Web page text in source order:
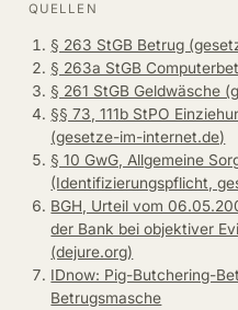
QUELLEN
§ 263 StGB Betrug
§ 263a StGB
§ 261 StGB Geldwäsche
§§ 73, 111b StPO
(gesetze-im-internet.de)
§ 10 GwG, Allgemeine
(Identifizierungspflicht,
BGH, Urteil vom
der Bank bei objektiver
(dejure.org)
IDnow: Pig-Butchering-
Betrugsmasche